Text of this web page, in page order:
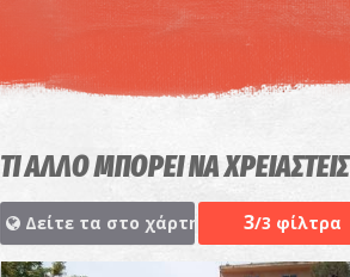
ΤΙ ΑΛΛΟ ΜΠΟΡΕΙ ΝΑ ΧΡΕΙΑΣΤΕΙΣ
Δείτε τα στο χάρτη 3/3 φίλτρα